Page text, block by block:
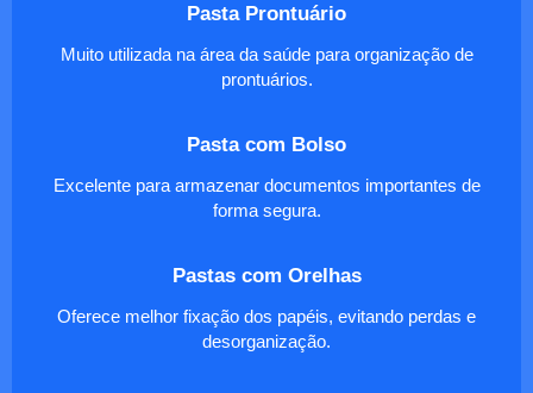
Pasta Prontuário
Muito utilizada na área da saúde para organização de
prontuários.
Pasta com Bolso
Excelente para armazenar documentos importantes de
forma segura.
Pastas com Orelhas
Oferece melhor fixação dos papéis, evitando perdas e
desorganização.